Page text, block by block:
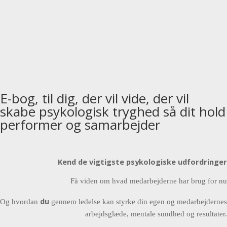
E-bog, til dig, der vil vide, der vil
skabe psykologisk tryghed så dit hold
performer og samarbejder
Kend de vigtigste psykologiske udfordringer
Få viden om hvad medarbejderne har brug for nu
Og hvordan du gennem ledelse kan styrke din egen og medarbejdernes
arbejdsglæde, mentale sundhed og resultater.